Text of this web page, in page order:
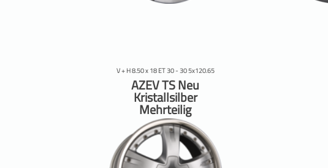
V + H 8.50 x 18 ET 30 - 30 5x120.65
AZEV TS Neu
Kristallsilber
Mehrteilig